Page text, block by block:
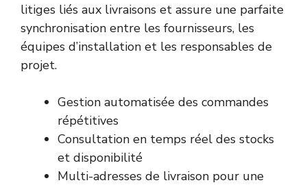
litiges liés aux livraisons et assure une parfaite
synchronisation entre les fournisseurs, les
équipes d’installation et les responsables de
projet.
Gestion automatisée des commandes
répétitives
Consultation en temps réel des stocks
et disponibilité
Multi-adresses de livraison pour une